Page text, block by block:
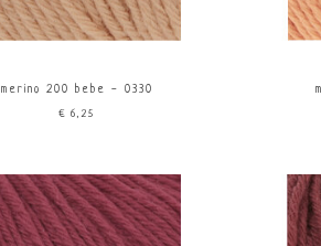
merino 200 bebe - 0330
€6,25